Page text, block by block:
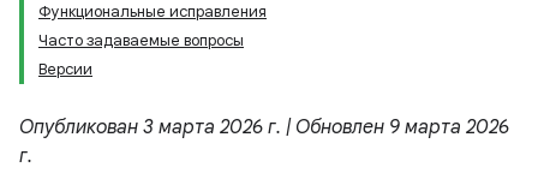
Функциональные исправления
Часто задаваемые вопросы
Версии
Опубликован 3 марта 2026 г. | Обновлен 9 марта 2026
г.